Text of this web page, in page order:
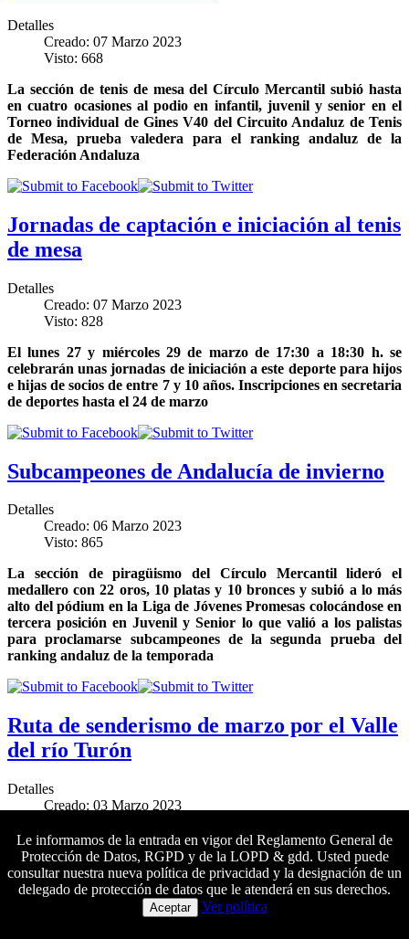
Detalles
Creado: 07 Marzo 2023
Visto: 668
La sección de tenis de mesa del Círculo Mercantil subió hasta
en cuatro ocasiones al podio en infantil, juvenil y senior en el
Torneo individual de Gines V40 del Circuito Andaluz de Tenis
de Mesa, prueba valedera para el ranking andaluz de la
Federación Andaluza
Jornadas de captación e iniciación al tenis
de mesa
Detalles
Creado: 07 Marzo 2023
Visto: 828
El lunes 27 y miércoles 29 de marzo de 17:30 a 18:30 h. se
celebrarán unas jornadas de iniciación a este deporte para hijos
e hijas de socios de entre 7 y 10 años. Inscripciones en secretaria
de deportes hasta el 24 de marzo
Subcampeones de Andalucía de invierno
Detalles
Creado: 06 Marzo 2023
Visto: 865
La sección de piragüismo del Círculo Mercantil lideró el
medallero con 22 oros, 10 platas y 10 bronces y subió a lo más
alto del pódium en la Liga de Jóvenes Promesas colocándose en
tercera posición en Juvenil y Senior lo que valió a los palistas
para proclamarse subcampeones de la segunda prueba del
ranking andaluz de la temporada
Ruta de senderismo de marzo por el Valle
del río Turón
Detalles
Creado: 03 Marzo 2023
El próximo sábado 25 de marzo se llevará a cabo una nueva
salida de senderismo de dificultad mediaal Parque Nacional de
la Sierra de las Nieves. Las inscripciones se pueden formalizar
del 3 al 24 de marzoColaboradores principales
Le informamos de la entrada en vigor del Reglamento General de
Protección de Datos, RGPD y de la LOPD & gdd. Usted puede
consultar nuestra nueva política de privacidad y la designación de un
delegado de protección de datos que le atenderá en sus derechos.
Aceptar Ver política